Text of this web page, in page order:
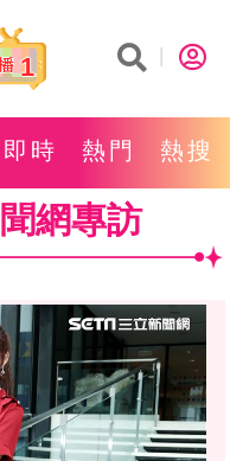
1
即時 熱門 熱搜
網專訪